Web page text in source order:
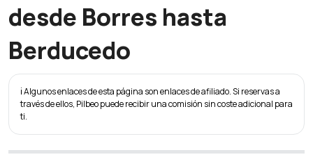
desde Borres hasta
Berducedo
ℹ️ Algunos enlaces de esta página son enlaces de afiliado. Si reservas a
través de ellos, Pilbeo puede recibir una comisión sin coste adicional para
ti.